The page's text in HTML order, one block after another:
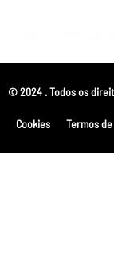
© 2024 . Todos os
Cookies Termos